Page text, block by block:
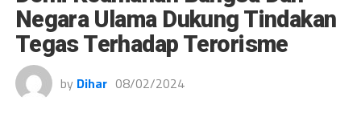
Negara Ulama Dukung Tindakan
Tegas Terhadap Terorisme
by Dihar 08/02/2024